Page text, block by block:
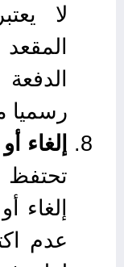
لا
رسميا
إلغاء
إلغاء
عدم